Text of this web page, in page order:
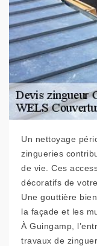
Un nettoyage
zingueries
de vie. Ces
décoratifs de
Une gouttière
la façade et les
À Guingamp,
travaux de